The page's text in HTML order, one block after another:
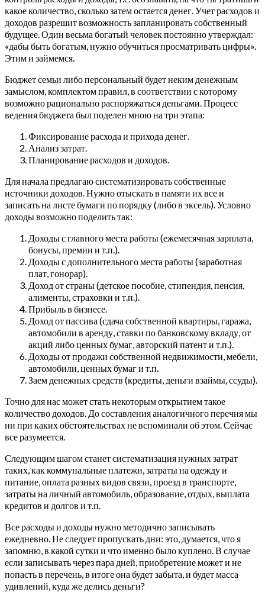
какое количество, сколько затем остается денег. Учет расходов и
доходов разрешит возможность запланировать собственный
будущее.Один весьма богатый человек постоянно утверждал:
«дабы быть богатым, нужно обучиться просматривать цифры».
Этим и займемся.
Бюджет семьи либо персональный будет неким денежным
замыслом, комплектом правил, в соответствии с которому
возможно рационально распоряжаться деньгами. Процесс
ведения бюджета был поделен мною на три этапа:
Фиксирование расхода и прихода денег.
Анализ затрат.
Планирование расходов и доходов.
Для начала предлагаю систематизировать собственные
источники доходов. Нужно отыскать в памяти их все и
записать на листе бумаги по порядку (либо в эксель). Условно
доходы возможно поделить так:
Доходы с главного места работы (ежемесячная зарплата,
бонусы, премии и т.п.).
Доходы с дополнительного места работы (заработная
плат, гонорар).
Доход от страны (детское пособие, стипендия, пенсия,
алименты, страховки и т.п.).
Прибыль в бизнесе.
Доход от пассива (сдача собственной квартиры, гаража,
автомобили в аренду, ставки по банковскому вкладу, от
акций либо ценных бумаг, авторский патент и т.п.).
Доходы от продажи собственной недвижимости, мебели,
автомобили, ценных бумаг и т.п.
Заем денежных средств (кредиты, деньги взаймы, ссуды).
Точно для нас может стать некоторым открытием такое
количество доходов. До составления аналогичного перечня мы
ни при каких обстоятельствах не вспоминали об этом. Сейчас
все разумеется.
Следующим шагом станет систематизация нужных затрат
таких, как коммунальные платежи, затраты на одежду и
питание, оплата разных видов связи, проезд в транспорте,
затраты на личный автомобиль, образование, отдых, выплата
кредитов и долгов и т.п.
Все расходы и доходы нужно методично записывать
ежедневно. Не следует пропускать дни: это, думается, что я
запомню, в какой сутки и что именно было куплено. В случае
если записывать через пара дней, приобретение может и не
попасть в перечень, в итоге она будет забыта, и будет масса
удивлений, куда же делись деньги?